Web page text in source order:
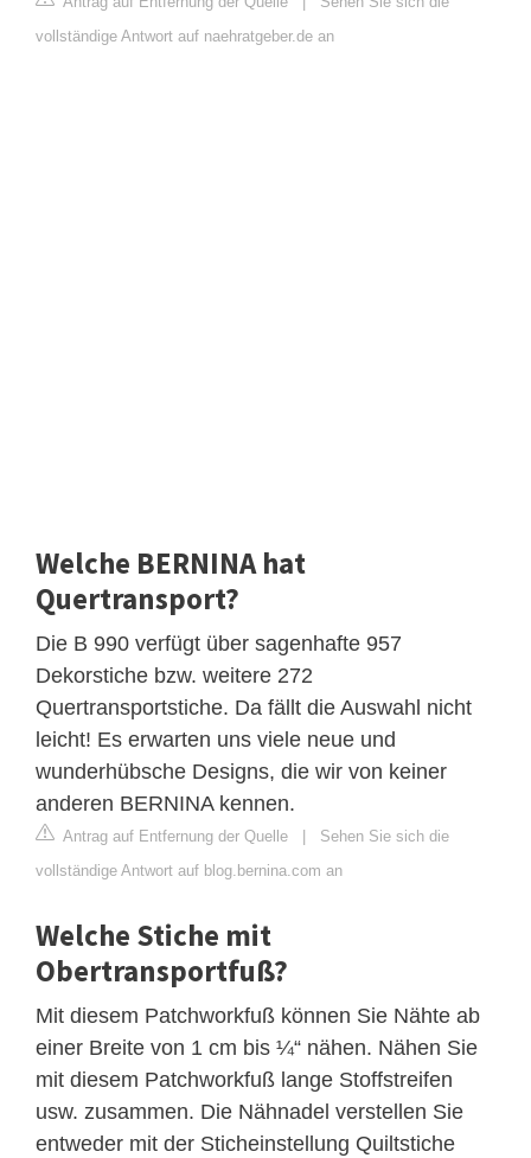
vollständige Antwort auf naehratgeber.de an
Welche BERNINA hat
Quertransport?
Die B 990 verfügt über sagenhafte 957
Dekorstiche bzw. weitere 272
Quertransportstiche. Da fällt die Auswahl nicht
leicht! Es erwarten uns viele neue und
wunderhübsche Designs, die wir von keiner
anderen BERNINA kennen.
Antrag auf Entfernung der Quelle
Sehen Sie sich die
vollständige Antwort auf blog.bernina.com an
Welche Stiche mit
Obertransportfuß?
Mit diesem Patchworkfuß können Sie Nähte ab
einer Breite von 1 cm bis ¼“ nähen. Nähen Sie
mit diesem Patchworkfuß lange Stoffstreifen
usw. zusammen. Die Nähnadel verstellen Sie
entweder mit der Sticheinstellung Quiltstiche